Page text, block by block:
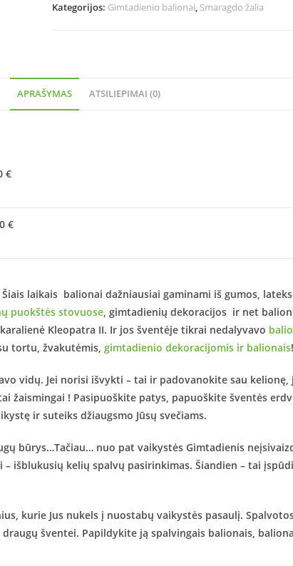
Kategorijos: Gimtadienio balionai, Smaragdo žalia
APRAŠYMAS ATSILIEPIMAI (0)
€
€
laikais balionai dažniausiai gaminami iš gumos,
puokštės stovuose, gimtadienių dekoracijos ir net
Kleopatra II. Ir jos šventėje tikrai nedalyvavo
tortu, žvakutėmis, gimtadienio dekoracijomis ir balionais
vidų. Jei norisi išvykti – tai ir padovanokite sau
žaismingai ! Pasipuoškite patys, papuoškite šventės
ir suteiks džiaugsmo Jūsų svečiams.
būrys…Tačiau… nuo pat vaikystės Gimtadienis
kelių spalvų pasirinkimas. Šiandien – tai
kurie Jus nukels į nuostabų vaikystės pasaulį.
šventei. Papildykite ją spalvingais balionais,